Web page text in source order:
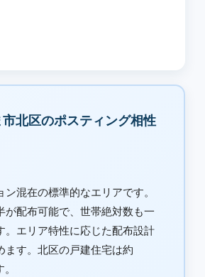
市北区のポスティング相性
ン混在の標準的なエリアです。
が配布可能で、世帯絶対数も一
。エリア特性に応じた配布設計
ます。北区の戸建住宅は約